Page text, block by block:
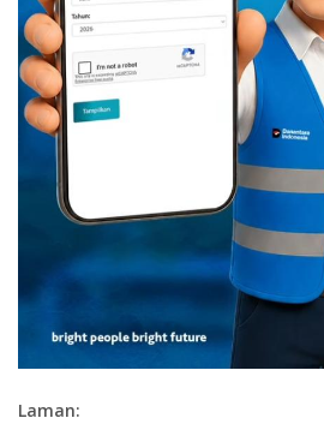
Laman: